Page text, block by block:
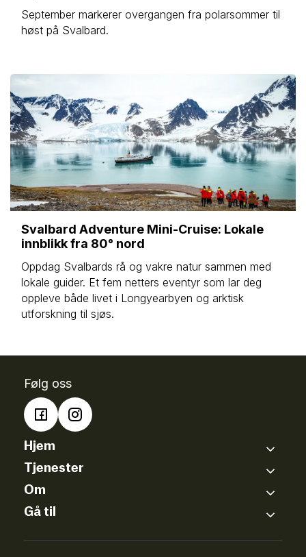
September markerer overgangen fra polarsommer til
høst på Svalbard.
Svalbard Adventure Mini-Cruise: Lokale
innblikk fra 80° nord
Oppdag Svalbards rå og vakre natur sammen med
lokale guider. Et fem netters eventyr som lar deg
oppleve både livet i Longyearbyen og arktisk
utforskning til sjøs.
Hjem
Hoteller
Tjenester
Kurs og Konferanser
Om
Om oss
Bærekraft
Gå til
Hurtigruten
Følg oss